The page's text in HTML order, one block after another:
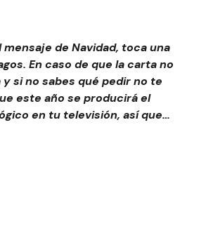
mensaje de Navidad, toca una
En caso de que la carta no
si no sabes qué pedir no te
este año se producirá el
en tu televisión, así que…